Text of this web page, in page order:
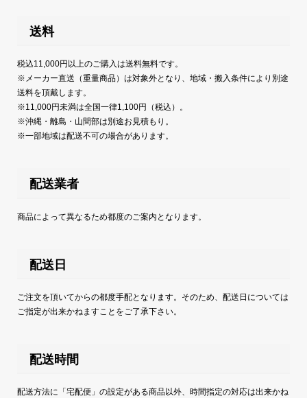
送料
税込11,000円以上のご購入は送料無料です。
※メーカー直送（重量商品）は対象外となり、地域・搬入条件により別途
送料を頂戴します。
※11,000円未満は全国一律1,100円（税込）。
※沖縄・離島・山間部は別途お見積もり。
※一部地域は配送不可の場合があります。
配送業者
商品によって異なるため都度のご案内となります。
配送日
ご注文を頂いてからの都度手配となります。そのため、配送日については
ご指定が出来かねますことをご了承下さい。
配送時間
配送方法に「宅配便」の設定がある商品以外、時間指定の対応は出来かね